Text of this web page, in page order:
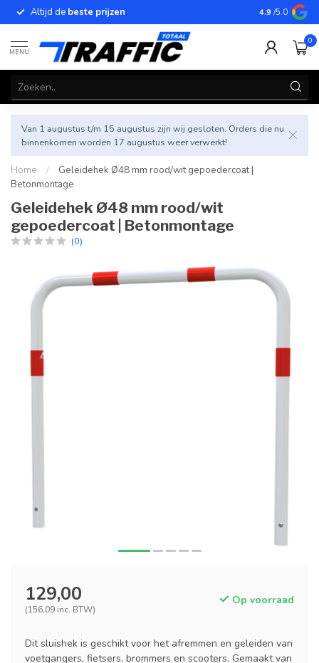
Altijd de beste prijzen Betrouwbare
4.9 /5.0
MENU
0
Van 1 augustus t/m 15 augustus zijn wij gesloten. Orders die nu
binnenkomen worden 17 augustus weer verwerkt!
Home /
Geleidehek Ø48 mm rood/wit gepoedercoat |
Betonmontage
Geleidehek Ø48 mm rood/wit
gepoedercoat | Betonmontage
(0)
129,00
(156,09 inc. BTW)
Op voorraad
Dit sluishek is geschikt voor het afremmen en geleiden van
voetgangers, fietsers, brommers en scooters. Gemaakt van